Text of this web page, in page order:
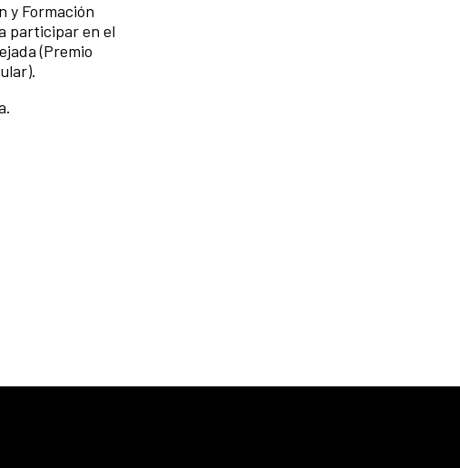
y Formación
participar en el
(Premio